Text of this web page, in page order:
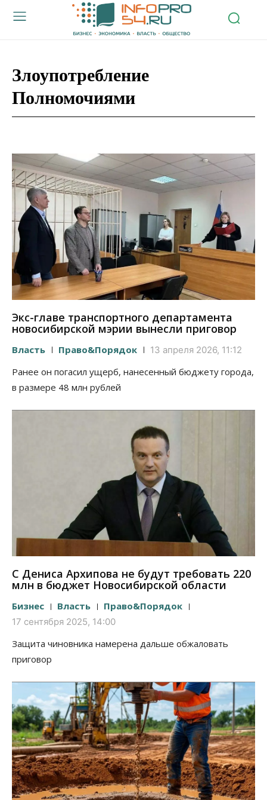
Злоупотребление
Полномочиями
Экс-главе транспортного департамента
новосибирской мэрии вынесли приговор
Власть Право&Порядок 13 апреля 2026, 11:12
Ранее он погасил ущерб, нанесенный бюджету города,
в размере 48 млн рублей
С Дениса Архипова не будут требовать 220
млн в бюджет Новосибирской области
Бизнес Власть Право&Порядок
17 сентября 2025, 14:00
Защита чиновника намерена дальше обжаловать
приговор